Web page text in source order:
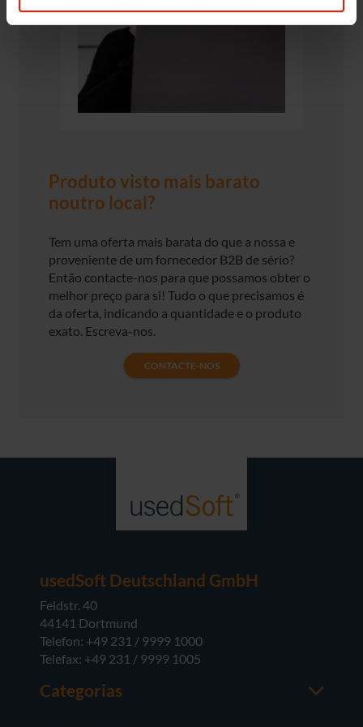
Produto visto mais barato
noutro local?
Tem uma oferta mais barata do que a nossa e
proveniente de um fornecedor B2B de sério?
Então contacte-nos para que possamos obter o
melhor preço para si! Tudo o que precisamos é
da oferta, indicando a quantidade e o produto
exato. Escreva-nos.
CONTACTE-NOS
usedSoft Deutschland GmbH
Feldstr. 40
44141 Dortmund
Telefon: +49 231 / 9999 1000
Telefax: +49 231 / 9999 1005
Categorias